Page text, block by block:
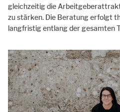
gleichzeitig die
zu stärken. Die Beratung erfolgt
langfristig entlang der gesamten